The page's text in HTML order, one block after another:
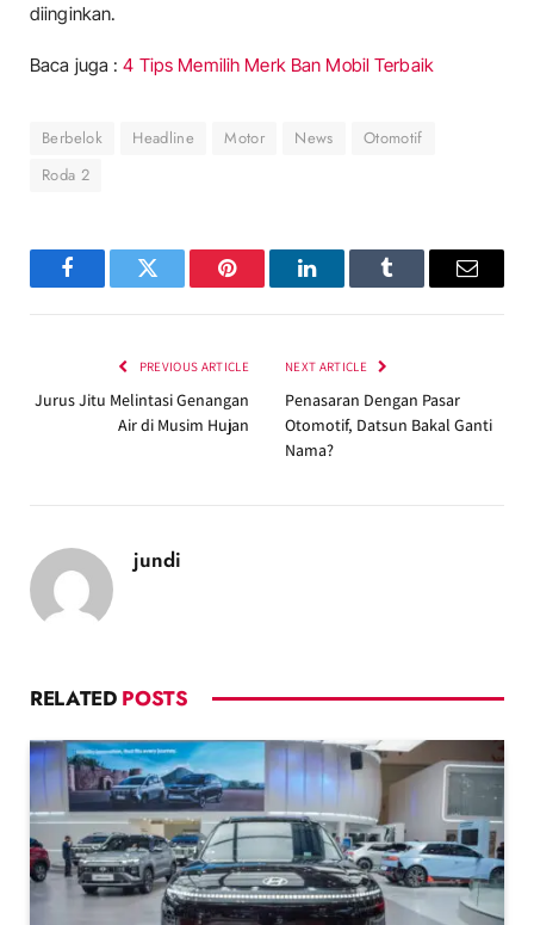
diinginkan.
Baca juga :4 Tips Memilih Merk Ban Mobil Terbaik
Berbelok Headline Motor News
Otomotif
Roda 2
FacebookTwitter Pinterest LinkedInTumblr Email
PREVIOUS ARTICLE
Jurus Jitu Melintasi Genangan
Air di Musim Hujan
NEXT ARTICLE
Penasaran Dengan Pasar
Otomotif, Datsun Bakal Ganti
Nama?
jundi
RELATED POSTS